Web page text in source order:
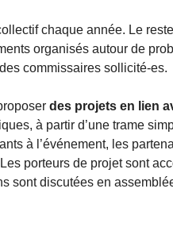
chaque année. Le
organisés autour de
commissaires sollicité-es.
des projets en lien
à partir d’une trame
à l’événement, les
porteurs de projet sont
sont discutées en